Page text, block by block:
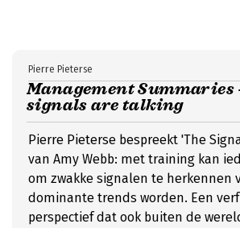
Management Summaries
signals are talking
Pierre Pieterse
Pierre Pieterse bespreekt 'The
van Amy Webb: met training kan
om zwakke signalen te herkennen
dominante trends worden. Een
perspectief dat ook buiten de